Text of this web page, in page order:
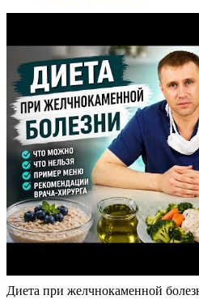
Диета при желчнокаменной